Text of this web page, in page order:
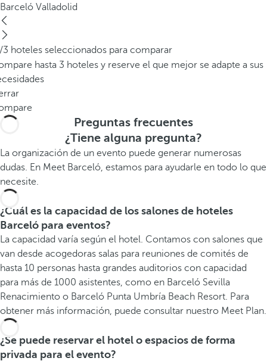
Barceló Valladolid
/3 hoteles seleccionados para comparar
hasta 3 hoteles y reserve el que mejor se adapte a sus
Preguntas frecuentes
¿Tiene alguna pregunta?
La organización de un evento puede generar numerosas
dudas. En Meet Barceló, estamos para ayudarle en todo lo que
necesite.
¿Cuál es la capacidad de los salones de hoteles
Barceló para eventos?
La capacidad varía según el hotel. Contamos con salones que
van desde acogedoras salas para reuniones de comités de
hasta 10 personas hasta grandes auditorios con capacidad
para más de 1000 asistentes, como en Barceló Sevilla
Renacimiento o Barceló Punta Umbría Beach Resort. Para
obtener más información, puede consultar nuestro Meet Plan.
¿Se puede reservar el hotel o espacios de forma
privada para el evento?